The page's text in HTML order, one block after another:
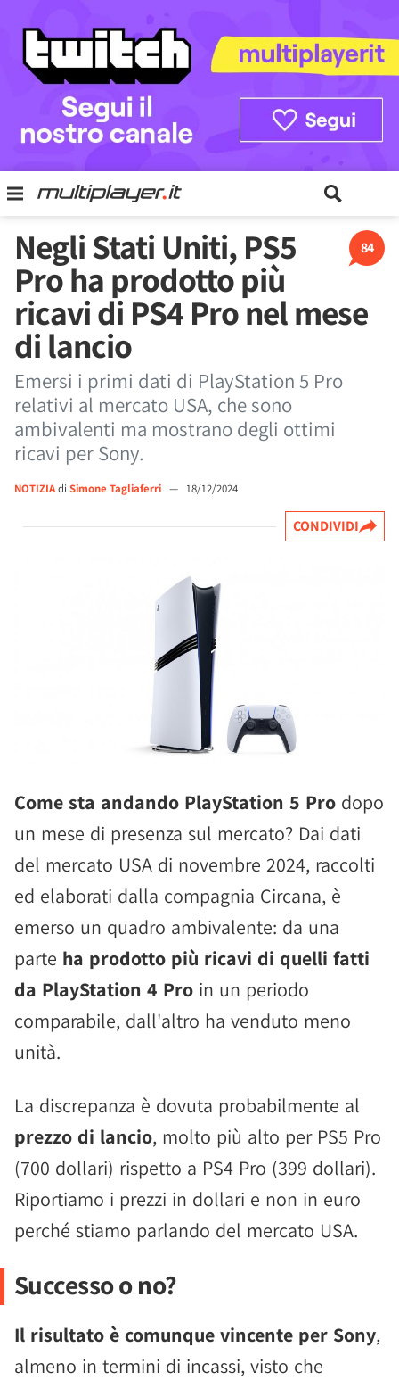
84
Negli Stati Uniti, PS5
Pro ha prodotto più
ricavi di PS4 Pro nel mese
di lancio
Emersi i primi dati di PlayStation 5 Pro
relativi al mercato USA, che sono
ambivalenti ma mostrano degli ottimi
ricavi per Sony.
NOTIZIAdi Simone Tagliaferri — 18/12/2024
CONDIVIDI
Come sta andando PlayStation 5 Pro dopo
un mese di presenza sul mercato? Dai dati
del mercato USA di novembre 2024, raccolti
ed elaborati dalla compagnia Circana, è
emerso un quadro ambivalente: da una
parte ha prodotto più ricavi di quelli fatti
da PlayStation 4 Pro in un periodo
comparabile, dall'altro ha venduto meno
unità.
La discrepanza è dovuta probabilmente al
prezzo di lancio, molto più alto per PS5 Pro
(700 dollari) rispetto a PS4 Pro (399 dollari).
Riportiamo i prezzi in dollari e non in euro
perché stiamo parlando del mercato USA.
Successo o no?
Il risultato è comunque vincente per Sony,
almeno in termini di incassi, visto che